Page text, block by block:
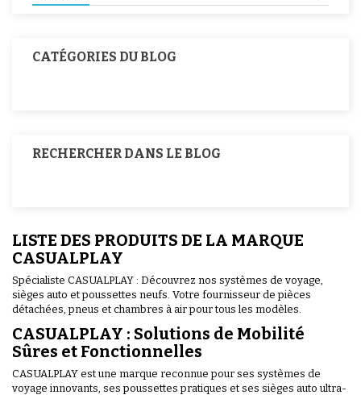
CATÉGORIES DU BLOG
RECHERCHER DANS LE BLOG
LISTE DES PRODUITS DE LA MARQUE
CASUALPLAY
Spécialiste CASUALPLAY : Découvrez nos systèmes de voyage,
sièges auto et poussettes neufs. Votre fournisseur de pièces
détachées, pneus et chambres à air pour tous les modèles.
CASUALPLAY : Solutions de Mobilité
Sûres et Fonctionnelles
CASUALPLAY est une marque reconnue pour ses systèmes de
voyage innovants, ses poussettes pratiques et ses sièges auto ultra-